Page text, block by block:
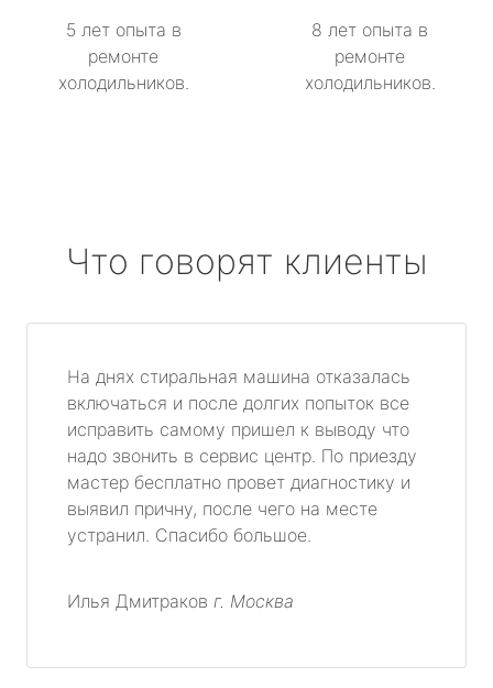
5 лет опыта в
ремонте
холодильников.
8 лет опыта в
ремонте
холодильников.
Что говорят клиенты
На днях стиральная машина отказалась
включаться и после долгих попыток все
исправить самому пришел к выводу что
надо звонить в сервис центр. По приезду
мастер бесплатно провет диагностику и
выявил причну, после чего на месте
устранил. Спасибо большое.
Илья Дмитраков г. Москва